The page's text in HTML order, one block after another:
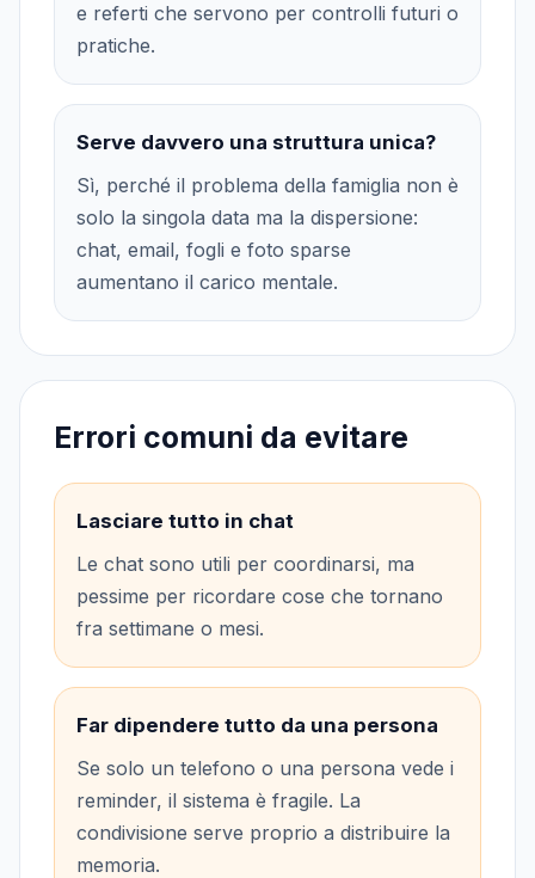
e referti che servono per controlli futuri o
pratiche.
Serve davvero una struttura unica?
Sì, perché il problema della famiglia non è
solo la singola data ma la dispersione:
chat, email, fogli e foto sparse
aumentano il carico mentale.
Errori comuni da evitare
Lasciare tutto in chat
Le chat sono utili per coordinarsi, ma
pessime per ricordare cose che tornano
fra settimane o mesi.
Far dipendere tutto da una persona
Se solo un telefono o una persona vede i
reminder, il sistema è fragile. La
condivisione serve proprio a distribuire la
memoria.